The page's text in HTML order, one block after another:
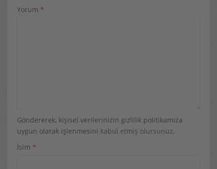
Yorum *
Göndererek, kişisel verilerinizin gizlilik politikamıza
uygun olarak işlenmesini kabul etmiş olursunuz.
İsim *